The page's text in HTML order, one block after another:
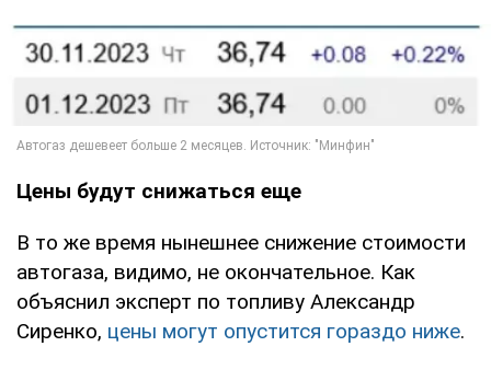
Цены будут снижаться еще
В то же время нынешнее снижение стоимости
автогаза, видимо, не окончательное. Как
объяснил эксперт по топливу Александр
Сиренко, цены могут опустится гораздо ниже.